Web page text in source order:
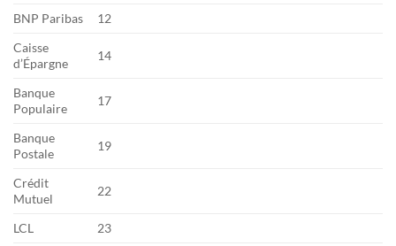
BNP Paribas
12
Caisse
d’Épargne
14
Banque
Populaire
17
Banque
Postale
19
Crédit
Mutuel
22
LCL
23